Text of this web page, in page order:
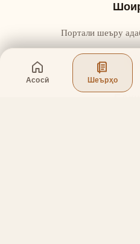
Асосӣ Шеърҳо
Портали шеъру